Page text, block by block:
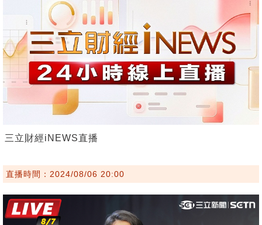
三立財經iNEWS直播
直播時間：2024/08/06 20:00